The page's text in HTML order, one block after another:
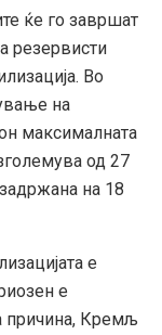
ќе го завршат
резервисти
Во
на
максималната
од 27
на 18
е
е
причина, Кремљ